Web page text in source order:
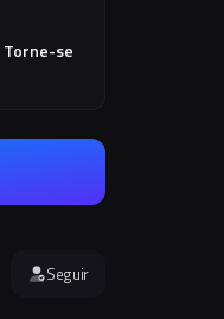
Torne-se
Seguir